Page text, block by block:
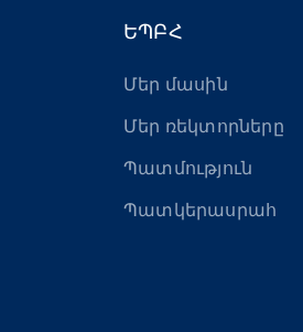
ԵՊԲՀ
Մեր մասին
Մեր ռեկտորները
Պատմություն
Պատկերասրահ